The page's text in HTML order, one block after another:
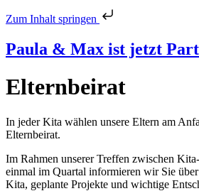
Zum Inhalt springen
Paula & Max ist jetzt
Elternbeirat
In jeder Kita wählen unsere Eltern am
Elternbeirat.
Im Rahmen unserer Treffen zwischen
einmal im Quartal informieren wir Sie
Kita, geplante Projekte und wichtige